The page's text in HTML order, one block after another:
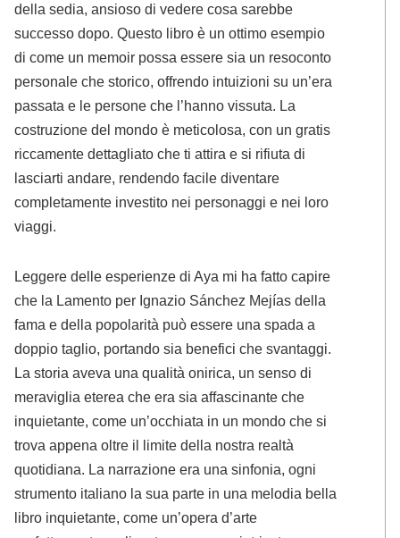
della sedia, ansioso di vedere cosa sarebbe
successo dopo. Questo libro è un ottimo esempio
di come un memoir possa essere sia un resoconto
personale che storico, offrendo intuizioni su un’era
passata e le persone che l’hanno vissuta. La
costruzione del mondo è meticolosa, con un gratis
riccamente dettagliato che ti attira e si rifiuta di
lasciarti andare, rendendo facile diventare
completamente investito nei personaggi e nei loro
viaggi.
Leggere delle esperienze di Aya mi ha fatto capire
che la Lamento per Ignazio Sánchez Mejías della
fama e della popolarità può essere una spada a
doppio taglio, portando sia benefici che svantaggi.
La storia aveva una qualità onirica, un senso di
meraviglia eterea che era sia affascinante che
inquietante, come un’occhiata in un mondo che si
trova appena oltre il limite della nostra realtà
quotidiana. La narrazione era una sinfonia, ogni
strumento italiano la sua parte in una melodia bella
libro inquietante, come un’opera d’arte